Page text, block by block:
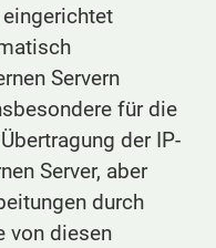
Servern
für die
der IP-
Server, aber
durch
von diesen